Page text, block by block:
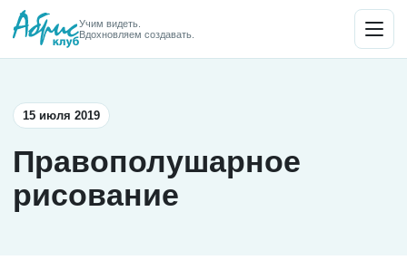
Учим видеть.
Вдохновляем создавать.
15 июля 2019
Правополушарное
рисование